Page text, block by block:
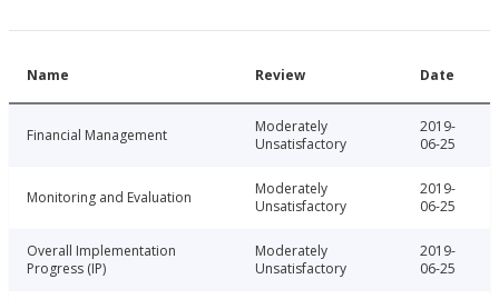
Name Review Date
Financial Management
Moderately
Unsatisfactory
2019-
06-25
Monitoring and Evaluation
Moderately
Unsatisfactory
2019-
06-25
Overall Implementation
Progress (IP)
Moderately
Unsatisfactory
2019-
06-25